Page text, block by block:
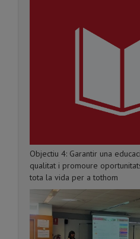
Objectiu 4: Garantir una
qualitat i promoure
tota la vida per a tothom